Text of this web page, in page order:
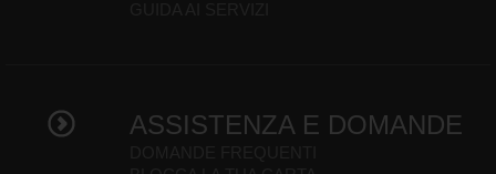
ASSISTENZA E DOMANDE